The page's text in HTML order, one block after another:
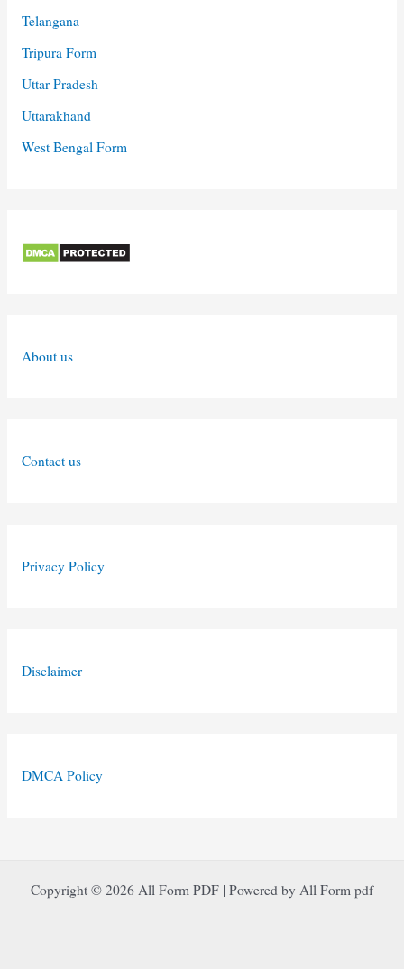
Telangana
Tripura Form
Uttar Pradesh
Uttarakhand
West Bengal Form
About us
Contact us
Privacy Policy
Disclaimer
DMCA Policy
Copyright © 2026 All Form PDF | Powered by All Form pdf